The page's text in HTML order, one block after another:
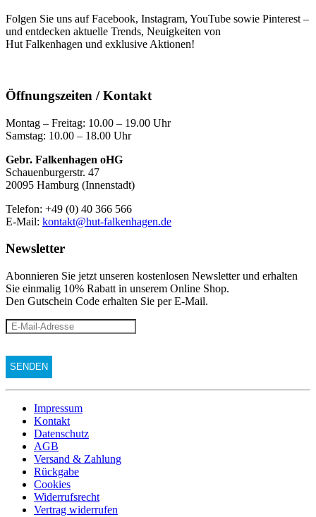
Folgen Sie uns auf Facebook, Instagram, YouTube sowie Pinterest –
und entdecken aktuelle Trends, Neuigkeiten von
Hut Falkenhagen und exklusive Aktionen!
Öffnungszeiten / Kontakt
Montag – Freitag: 10.00 – 19.00 Uhr
Samstag: 10.00 – 18.00 Uhr
Gebr. Falkenhagen oHG
Schauenburgerstr. 47
20095 Hamburg (Innenstadt)
Telefon: +49 (0) 40 366 566
E-Mail: kontakt@hut-falkenhagen.de
Newsletter
Abonnieren Sie jetzt unseren kostenlosen Newsletter und erhalten
Sie einmalig 10% Rabatt in unserem Online Shop.
Den Gutschein Code erhalten Sie per E-Mail.
Impressum
Kontakt
Datenschutz
AGB
Versand & Zahlung
Rückgabe
Cookies
Widerrufsrecht
Vertrag widerrufen